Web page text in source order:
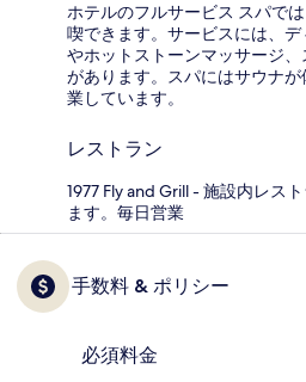
ホテルのフルサービス スパで
喫できます。サービスには、
やホットストーンマッサージ
があります。スパにはサウナ
業しています。
レストラン
1977 Fly and Grill - 施設内レス
ます。毎日営業
手数料 & ポリシー
必須料金